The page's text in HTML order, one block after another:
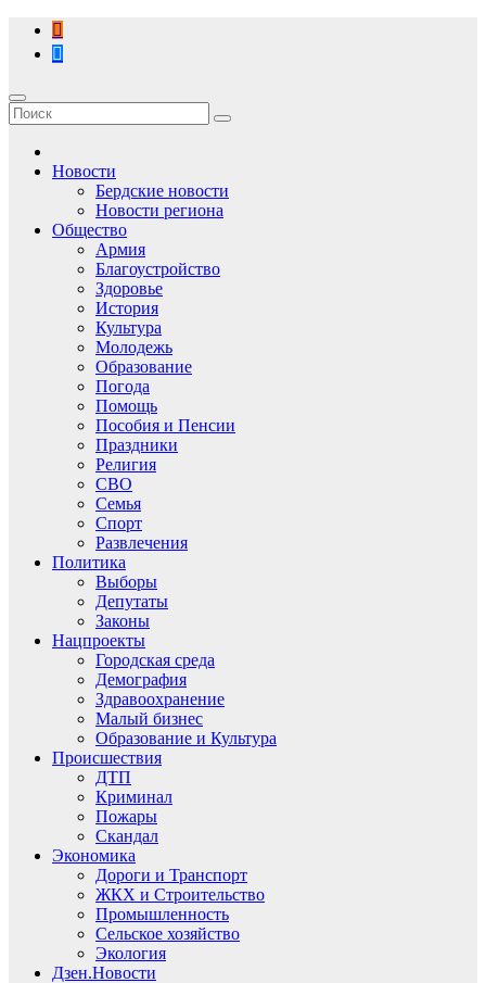
Перейти
содержимому
Новости
Бердские новости
Новости региона
Общество
Армия
Благоустройство
Здоровье
История
Культура
Молодежь
Образование
Погода
Помощь
Пособия и Пенсии
Праздники
Религия
СВО
Семья
Спорт
Развлечения
Политика
Выборы
Депутаты
Законы
Нацпроекты
Городская среда
Демография
Здравоохранение
Малый бизнес
Образование и Культура
Происшествия
ДТП
Криминал
Пожары
Скандал
Экономика
Дороги и Транспорт
ЖКХ и Строительство
Промышленность
Сельское хозяйство
Экология
Дзен.Новости